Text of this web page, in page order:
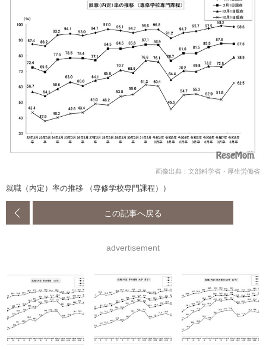
画像出典：文部科学省・厚生労働省
就職（内定）率の推移 （専修学校専門課程））
この記事へ戻る
advertisement